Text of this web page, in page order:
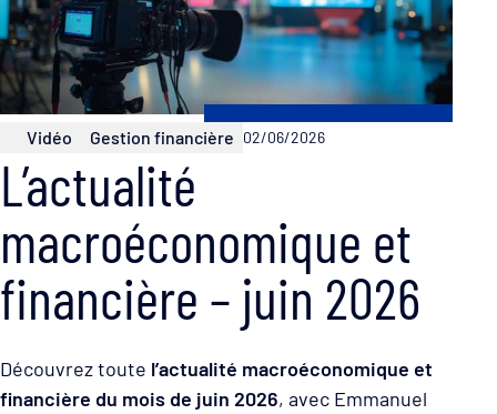
Vidéo Gestion financière 02/06/2026
L’actualité
macroéconomique et
financière – juin 2026
Découvrez toute l’actualité macroéconomique et
financière du mois de juin 2026, avec Emmanuel